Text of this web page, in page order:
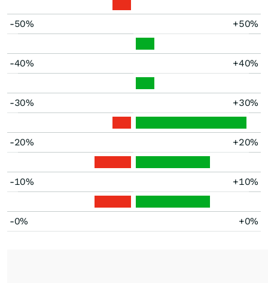
-50% +50%
-40% +40%
-30% +30%
-20% +20%
-10% +10%
-0% +0%